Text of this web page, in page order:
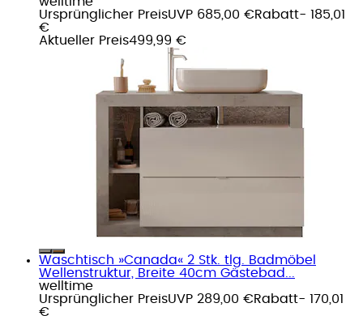
Ursprünglicher PreisUVP 685,00 €Rabatt- 185,01
€
Aktueller Preis499,99 €
Waschtisch »Canada« 2 Stk. tlg. Badmöbel
Wellenstruktur, Breite 40cm Gästebad...
welltime
Ursprünglicher PreisUVP 289,00 €Rabatt- 170,01
€